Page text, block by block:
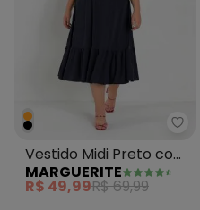
Vestido Midi Preto com
Franzidos Plus Size
MARGUERITE
R$ 49,99R$ 69,99